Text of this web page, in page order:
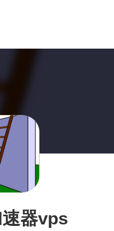
器vps